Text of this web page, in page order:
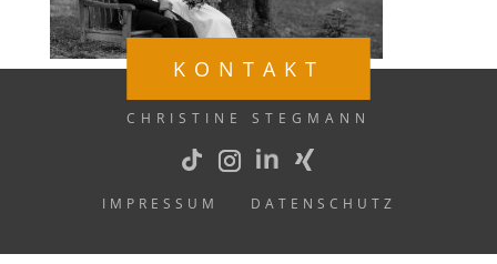
CHRISTINE STEGMANN
KONTAKT
IMPRESSUM DATENSCHUTZ